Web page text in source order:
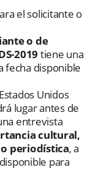
el solicitante o
o de
2019 tiene una
fecha disponible
Unidos
lugar antes de
entrevista
cultural,
periodística, a
para